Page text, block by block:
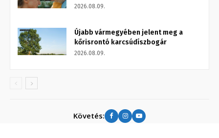
2026.08.09.
Újabb vármegyében jelent meg a
kőrisrontó karcsúdíszbogár
2026.08.09.
Követés: